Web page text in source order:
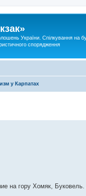
України. Спілкування на
спорядження
у Карпатах
на гору Хомяк,